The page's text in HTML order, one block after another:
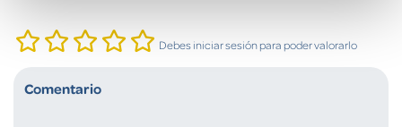
Debes iniciar sesión para poder valorarlo